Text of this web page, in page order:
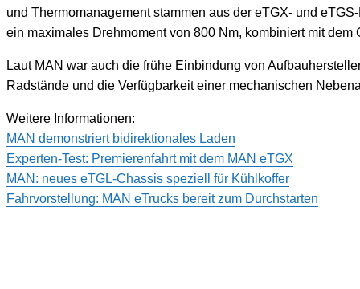
und Thermomanagement stammen aus der eTGX- und
ein maximales Drehmoment von 800 Nm, kombiniert mit dem
Laut MAN war auch die frühe Einbindung von
Radstände und die Verfügbarkeit einer mechanischen
Weitere Informationen:
MAN demonstriert bidirektionales Laden
Experten-Test: Premierenfahrt mit dem MAN eTGX
MAN: neues eTGL-Chassis speziell für Kühlkoffer
Fahrvorstellung: MAN eTrucks bereit zum Durchstarten